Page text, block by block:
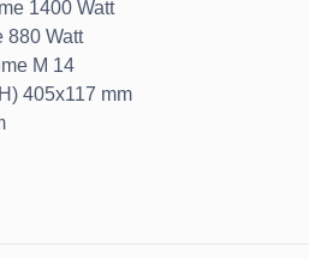
1400 Watt
880 Watt
M 14
405x117 mm